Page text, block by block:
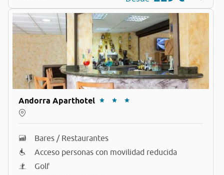
Andorra Aparthotel
Bares / Restaurantes
Acceso personas con movilidad reducida
Golf